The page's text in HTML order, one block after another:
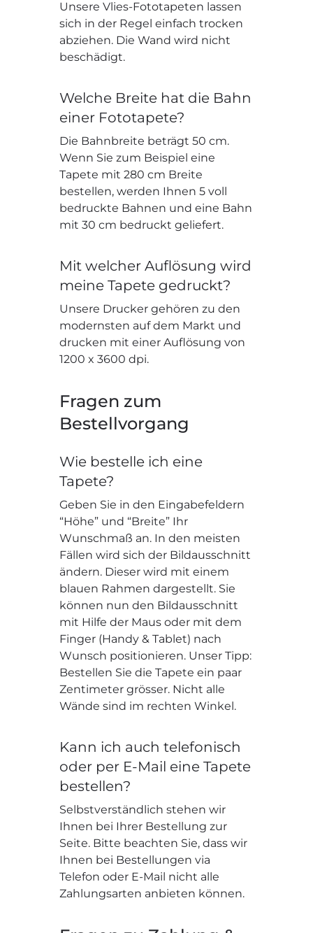
Unsere Vlies-Fototapeten lassen
sich in der Regel einfach trocken
abziehen. Die Wand wird nicht
beschädigt.
Welche Breite hat die Bahn
einer Fototapete?
Die Bahnbreite beträgt 50 cm.
Wenn Sie zum Beispiel eine
Tapete mit 280 cm Breite
bestellen, werden Ihnen 5 voll
bedruckte Bahnen und eine Bahn
mit 30 cm bedruckt geliefert.
Mit welcher Auflösung wird
meine Tapete gedruckt?
Unsere Drucker gehören zu den
modernsten auf dem Markt und
drucken mit einer Auflösung von
1200 x 3600 dpi.
Fragen zum
Bestellvorgang
Wie bestelle ich eine
Tapete?
Geben Sie in den Eingabefeldern
“Höhe” und “Breite” Ihr
Wunschmaß an. In den meisten
Fällen wird sich der Bildausschnitt
ändern. Dieser wird mit einem
blauen Rahmen dargestellt. Sie
können nun den Bildausschnitt
mit Hilfe der Maus oder mit dem
Finger (Handy & Tablet) nach
Wunsch positionieren. Unser Tipp:
Bestellen Sie die Tapete ein paar
Zentimeter grösser. Nicht alle
Wände sind im rechten Winkel.
Kann ich auch telefonisch
oder per E-Mail eine Tapete
bestellen?
Selbstverständlich stehen wir
Ihnen bei Ihrer Bestellung zur
Seite. Bitte beachten Sie, dass wir
Ihnen bei Bestellungen via
Telefon oder E-Mail nicht alle
Zahlungsarten anbieten können.